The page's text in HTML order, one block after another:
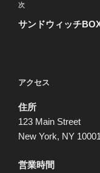
ビ
ゲ
ン
稿
次
の
次
サンドウィッチ
アクセス
住所
123 Main Street
New York, NY 10001
営業時間